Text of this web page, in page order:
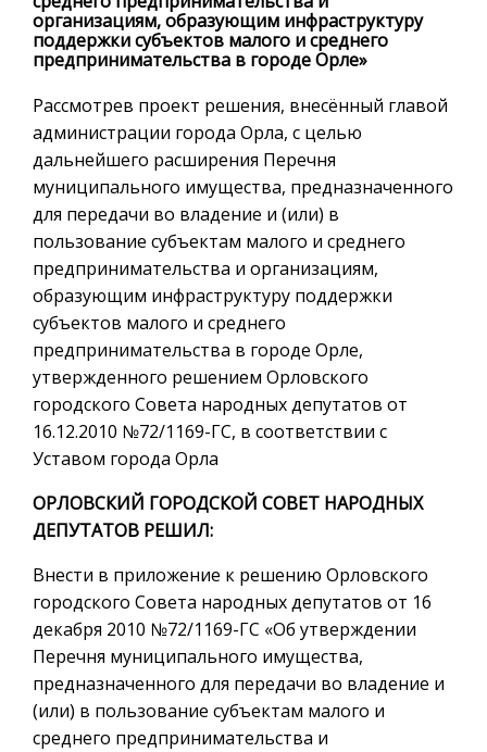
организациям, образующим инфраструктуру
поддержки субъектов малого и среднего
предпринимательства в городе Орле»
Рассмотрев проект решения, внесённый главой
администрации города Орла, с целью
дальнейшего расширения Перечня
муниципального имущества, предназначенного
для передачи во владение и (или) в
пользование субъектам малого и среднего
предпринимательства и организациям,
образующим инфраструктуру поддержки
субъектов малого и среднего
предпринимательства в городе Орле,
утвержденного решением Орловского
городского Совета народных депутатов от
16.12.2010 №72/1169-ГС, в соответствии с
Уставом города Орла
ОРЛОВСКИЙ ГОРОДСКОЙ СОВЕТ НАРОДНЫХ
ДЕПУТАТОВ РЕШИЛ:
Внести в приложение к решению Орловского
городского Совета народных депутатов от 16
декабря 2010 №72/1169-ГС «Об утверждении
Перечня муниципального имущества,
предназначенного для передачи во владение и
(или) в пользование субъектам малого и
среднего предпринимательства и